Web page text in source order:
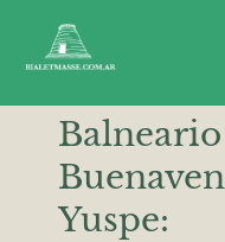
contenido
Yuspe: